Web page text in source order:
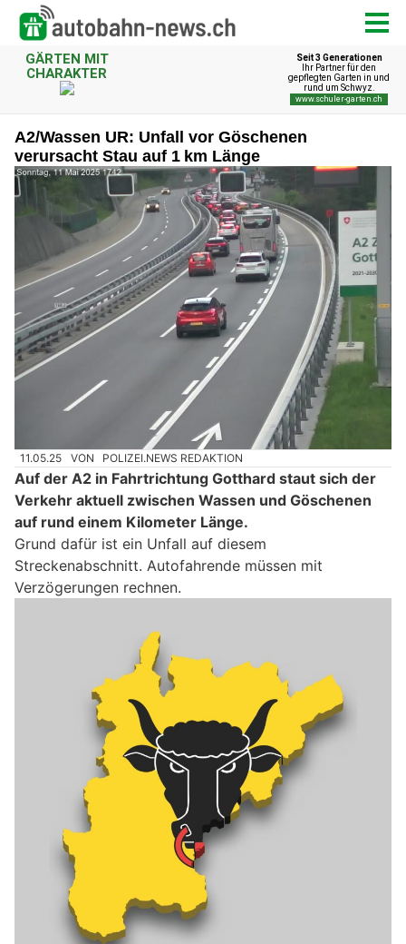
A2/Wassen UR: Unfall vor Göschenen
verursacht Stau auf 1 km Länge
11.05.25 VON POLIZEI.NEWS REDAKTION
Auf der A2 in Fahrtrichtung Gotthard staut sich der
Verkehr aktuell zwischen Wassen und Göschenen
auf rund einem Kilometer Länge.
Grund dafür ist ein Unfall auf diesem
Streckenabschnitt. Autofahrende müssen mit
Verzögerungen rechnen.